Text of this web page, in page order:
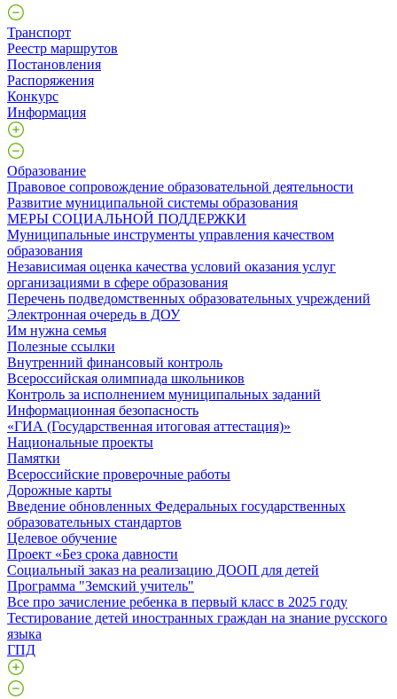
Транспорт
Реестр маршрутов
Постановления
Распоряжения
Конкурс
Информация
Образование
Правовое сопровождение образовательной деятельности
Развитие муниципальной системы образования
МЕРЫ СОЦИАЛЬНОЙ ПОДДЕРЖКИ
Муниципальные инструменты управления качеством
образования
Независимая оценка качества условий оказания услуг
организациями в сфере образования
Перечень подведомственных образовательных учреждений
Электронная очередь в ДОУ
Им нужна семья
Полезные ссылки
Внутренний финансовый контроль
Всероссийская олимпиада школьников
Контроль за исполнением муниципальных заданий
Информационная безопасность
«ГИА (Государственная итоговая аттестация)»
Национальные проекты
Памятки
Всероссийские проверочные работы
Дорожные карты
Введение обновленных Федеральных государственных
образовательных стандартов
Целевое обучение
Проект «Без срока давности
Социальный заказ на реализацию ДООП для детей
Программа "Земский учитель"
Все про зачисление ребенка в первый класс в 2025 году
Тестирование детей иностранных граждан на знание русского
языка
ГПД